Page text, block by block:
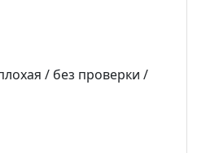
/ без проверки /